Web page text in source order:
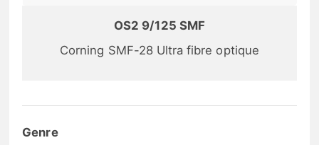
OS2 9/125 SMF
Corning SMF-28 Ultra fibre optique
Genre